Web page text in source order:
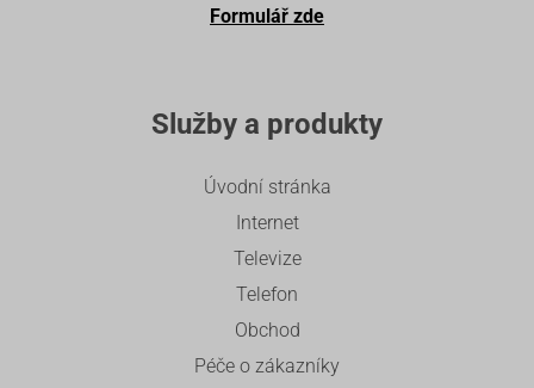
Formulář zde
Služby a produkty
Úvodní stránka
Internet
Televize
Telefon
Obchod
Péče o zákazníky